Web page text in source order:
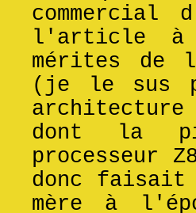
l'article à
mérites de
(je le sus
dont la
processeur
donc
mère à